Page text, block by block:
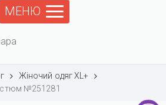
МЕНЮ
Жіночий одяг XL+
№251281